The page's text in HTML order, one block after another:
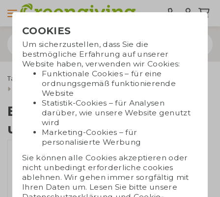
Taschen bedrucken Tragetaschen
Jutebeutel
Einkaufstasche Canvas und Jute
Einkaufstasche Canvas
und Jute
COOKIES
Um sicherzustellen, dass Sie die
bestmögliche Erfahrung auf unserer
Website haben, verwenden wir Cookies:
Funktionale Cookies – für eine
ordnungsgemäß funktionierende
Website
Statistik-Cookies – für Analysen
darüber, wie unsere Website genutzt
wird
Marketing-Cookies – für
personalisierte Werbung
Sie können alle Cookies akzeptieren oder
nicht unbedingt erforderliche cookies
ablehnen. Wir gehen immer sorgfältig mit
Ihren Daten um. Lesen Sie bitte unsere